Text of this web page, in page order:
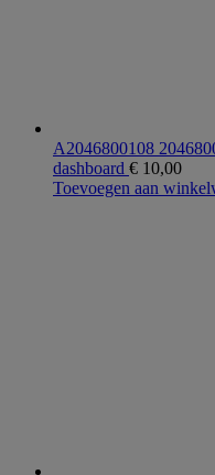
A2046800108
dashboard € 10,00
Toevoegen aan